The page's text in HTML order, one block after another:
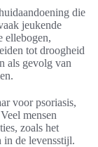
die
jeukende
ellebogen,
tot droogheid
als gevolg van
voor psoriasis,
mensen
zoals het
in de levensstijl.